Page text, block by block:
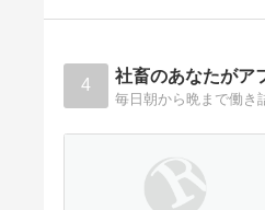
4 社畜のあなたがア
毎日朝から晩まで働き